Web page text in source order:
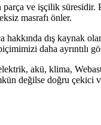
ve işçilik
masrafı önler.
dış kaynak
daha ayrıntılı
akü, klima,
değilse doğru çekici